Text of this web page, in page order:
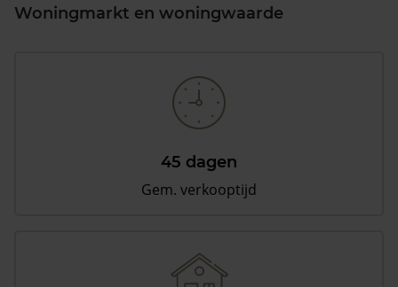
Woningmarkt en woningwaarde
45 dagen
Gem. verkooptijd